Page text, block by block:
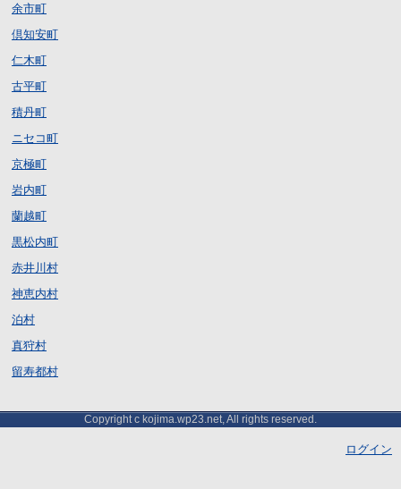
余市町
倶知安町
仁木町
古平町
積丹町
ニセコ町
京極町
岩内町
蘭越町
黒松内町
赤井川村
神恵内村
泊村
真狩村
留寿都村
Copyright c kojima.wp23.net, All rights reserved.
ログイン